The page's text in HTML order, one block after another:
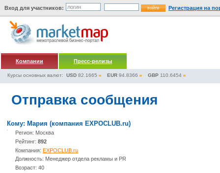
Вход для участников: Регистрация на
Компании Пресс-релизы
Курсы основных валют: USD 82.1665 EUR 94.8366 GBP 110.6454
Отправка сообщения
Кому: Мария (компания EXPOCLUB.ru)
Регион: Москва
Рейтинг: 892
Компания: EXPOCLUB.ru
Должность: Менеджер отдела рекламы и PR
Возраст: 40